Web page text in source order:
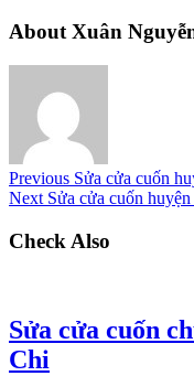
About Xuân
Previous Sửa cửa cuốn
Next Sửa cửa cuốn
Check Also
Sửa cửa cuốn
Chi